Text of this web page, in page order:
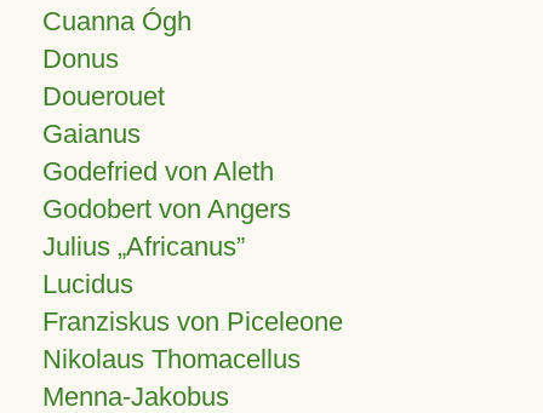
Cuanna Ógh
Donus
Douerouet
Gaianus
Godefried von Aleth
Godobert von Angers
Julius Africanus
Lucidus
Franziskus von Piceleone
Nikolaus Thomacellus
Menna-Jakobus